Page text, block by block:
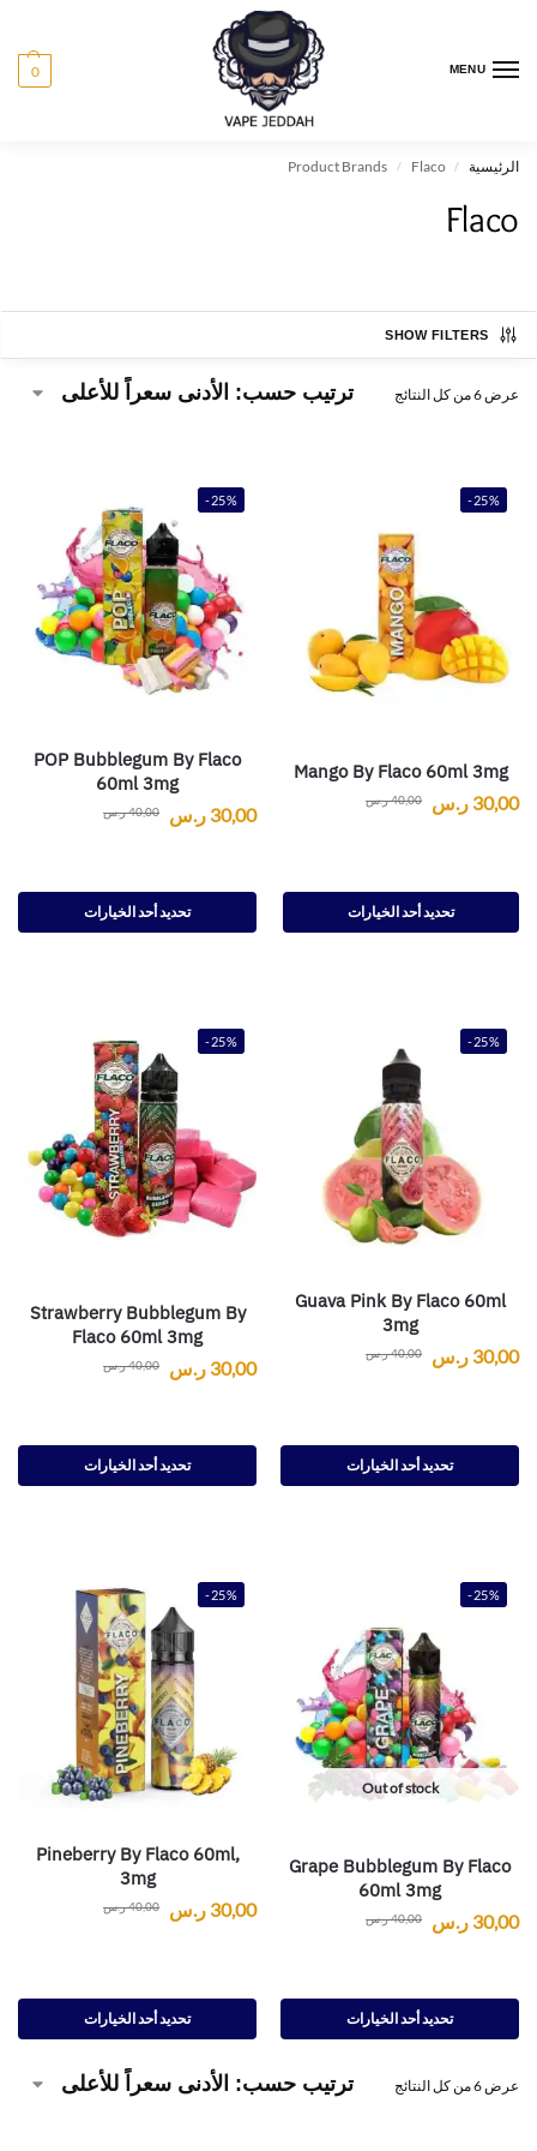
MENU
0
الرئيسية /
Product Brands / Flaco
Flaco
SHOW FILTERS
عرض ⁦6⁩ من كل النتائج
-25%
Mango By Flaco 60ml 3mg
40,00ر.س 30,00 ر.س
تحديد أحد الخيارات
-25%
POP Bubblegum By Flaco
60ml 3mg
40,00ر.س 30,00 ر.س
تحديد أحد الخيارات
-25%
Guava Pink By Flaco 60ml
3mg
40,00ر.س 30,00 ر.س
تحديد أحد الخيارات
-25%
Strawberry Bubblegum By
Flaco 60ml 3mg
40,00ر.س 30,00 ر.س
تحديد أحد الخيارات
-25%
Out of stock
Grape Bubblegum By Flaco
60ml 3mg
40,00ر.س 30,00 ر.س
تحديد أحد الخيارات
-25%
Pineberry By Flaco 60ml,
3mg
40,00ر.س 30,00 ر.س
تحديد أحد الخيارات
عرض ⁦6⁩ من كل النتائج